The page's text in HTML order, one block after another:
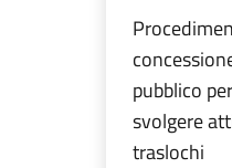
pubblico
svolgere
traslochi